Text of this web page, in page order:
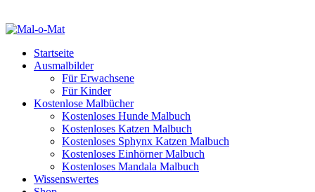
Startseite
Ausmalbilder
Für Erwachsene
Für Kinder
Kostenlose Malbücher
Kostenloses Hunde Malbuch
Kostenloses Katzen Malbuch
Kostenloses Sphynx Katzen Malbuch
Kostenloses Einhörner Malbuch
Kostenloses Mandala Malbuch
Wissenswertes